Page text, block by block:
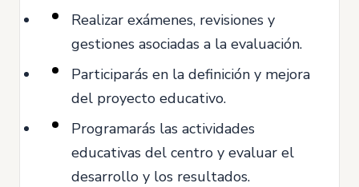
Realizar exámenes, revisiones y
gestiones asociadas a la evaluación.
Participarás en la definición y mejora
del proyecto educativo.
Programarás las actividades
educativas del centro y evaluar el
desarrollo y los resultados.